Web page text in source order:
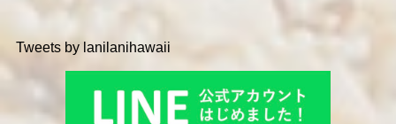
Tweets by lanilanihawaii